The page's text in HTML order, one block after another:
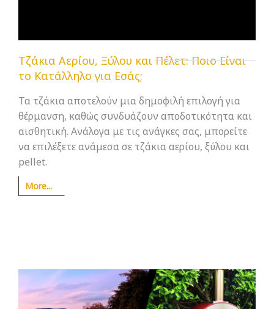
Tζάκια Αερίου, Ξύλου και Πέλετ: Ποιο Είναι
το Κατάλληλο για Εσάς;
Τα τζάκια αποτελούν μια δημοφιλή επιλογή για
θέρμανση, καθώς συνδυάζουν αποδοτικότητα και
αισθητική. Ανάλογα με τις ανάγκες σας, μπορείτε
να επιλέξετε ανάμεσα σε τζάκια αερίου, ξύλου και
pellet.
More...